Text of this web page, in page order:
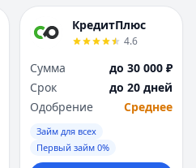
КредитПлюс
4.6
Сумма
до 30 000 ₽
Срок
до 20 дней
Одобрение
Среднее
Займ для всех
Первый займ 0%